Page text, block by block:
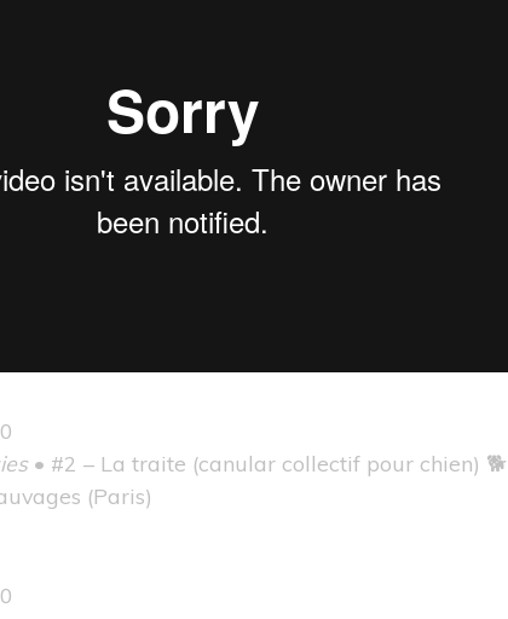
• #2 – La traite (canular collectif pour chien) 🐕
(Paris)